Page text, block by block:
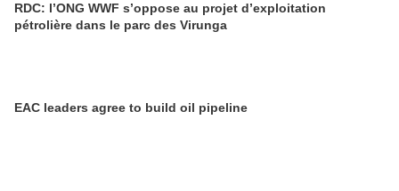
RDC: l’ONG WWF s’oppose au projet d’exploitation
pétrolière dans le parc des Virunga
EAC leaders agree to build oil pipeline